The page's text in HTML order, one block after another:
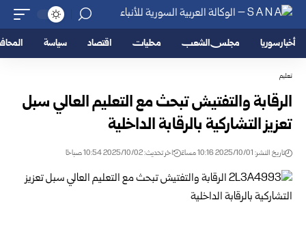
أخبار سوريا مجلس الشعب محليات اقتصاد سياسة
تعليم
الرقابة والتفتيش تبحث مع التعليم العالي سبل
تعزيز التشاركية بالرقابة الداخلية
تاريخ النشر: 2025/10/01 10:16 مساءً اخر تحديث: 2025/10/02 10:54 صباحًا